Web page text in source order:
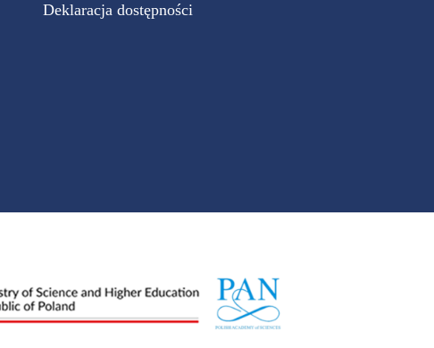
Deklaracja dostępności